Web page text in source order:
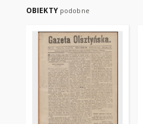
OBIEKTY podobne